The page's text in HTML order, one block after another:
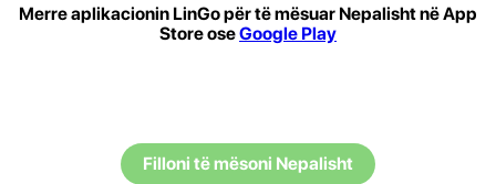
Merre aplikacionin LinGo për të mësuar Nepalisht në App
Store oseGoogle Play
Filloni të mësoni Nepalisht